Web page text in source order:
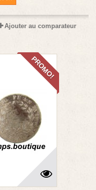
Ajouter au comparateur
PROMO!